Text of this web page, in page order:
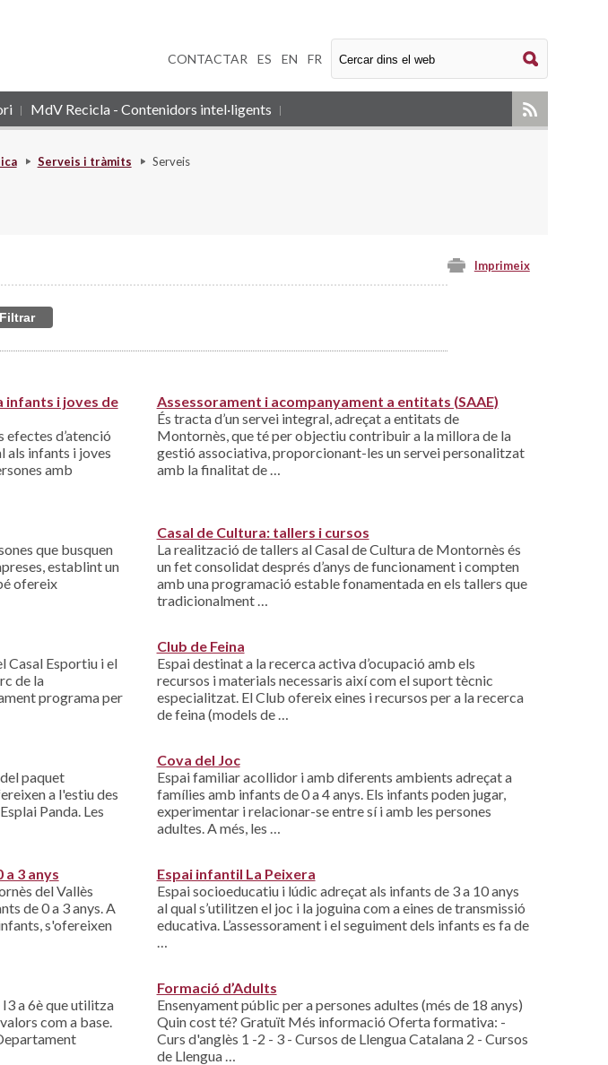
CONTACTAR ES EN FR
MdV Recicla - Contenidors intel·ligents
Serveis i tràmits Serveis
Imprimeix
i joves de
efectes d’atenció
als infants i joves
amb
Assessorament i acompanyament a entitats (SAAE)
És tracta d’un servei integral, adreçat a entitats de
Montornès, que té per objectiu contribuir a la millora de la
gestió associativa, proporcionant-les un servei personalitzat
amb la finalitat de …
que busquen
establint un
ofereix
Casal de Cultura: tallers i cursos
La realització de tallers al Casal de Cultura de Montornès és
un fet consolidat després d’anys de funcionament i compten
amb una programació estable fonamentada en els tallers que
tradicionalment …
Casal Esportiu i el
de la
programa per
Club de Feina
Espai destinat a la recerca activa d’ocupació amb els
recursos i materials necessaris així com el suport tècnic
especialitzat. El Club ofereix eines i recursos per a la recerca
de feina (models de …
paquet
a l'estiu des
Panda. Les
Cova del Joc
Espai familiar acollidor i amb diferents ambients adreçat a
famílies amb infants de 0 a 4 anys. Els infants poden jugar,
experimentar i relacionar-se entre sí i amb les persones
adultes. A més, les …
3 anys
del Vallès
de 0 a 3 anys. A
s'ofereixen
Espai infantil La Peixera
Espai socioeducatiu i lúdic adreçat als infants de 3 a 10 anys
al qual s’utilitzen el joc i la joguina com a eines de transmissió
educativa. L’assessorament i el seguiment dels infants es fa de
a 6è que utilitza
com a base.
Formació d’Adults
Ensenyament públic per a persones adultes (més de 18 anys)
Quin cost té? Gratuït Més informació Oferta formativa: -
Curs d'anglès 1 -2 - 3 - Cursos de Llengua Catalana 2 - Cursos
de Llengua …